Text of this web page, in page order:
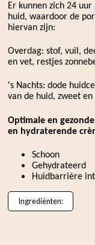
Er kunnen zich 24
huid, waardoor de
hiervan zijn:
Overdag: stof, vuil,
en vet, restjes
's Nachts: dode
van de huid, zweet
Optimale en
en hydraterende
Schoon
Gehydrateerd
Huidbarrière
Ingrediënten: